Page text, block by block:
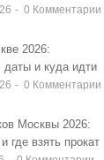
- 0 Комментарии
2026:
даты и куда идти
- 0 Комментарии
Москвы 2026:
где взять прокат